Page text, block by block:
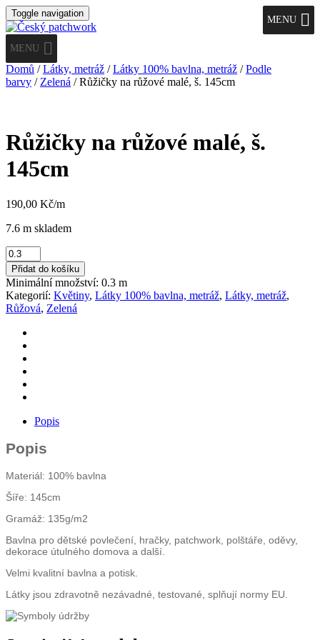
Toggle navigation
MENU
MENU
Domů /Látky, metráž /Látky 100% bavlna, metráž /Podle
barvy / Zelená / Růžičky na růžové malé, š. 145cm
Růžičky na růžové malé, š.
145cm
190,00 Kč/m
7.6 m skladem
Růžičky
na
růžové
malé,
š.
145cm
množství
Přidat do košíku
Minimální množství: 0.3 m
Kategorií: Květiny, Látky 100% bavlna, metráž, Látky, metráž,
Růžová, Zelená
Popis
Popis
Materiál: 100% bavlna
Šíře: 145cm
Gramáž: 135g/m2
Bavlna pro dětské povlečení, hračky, patchwork, polštáře, oděvy,
dekorace útulného domova a další.
Velmi kvalitní bavlna a potisk.
Látky jsou zdravotně nezávadné, testované, splňují normy EU.